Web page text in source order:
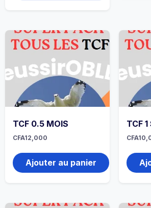
TCF 0.5 MOIS
CFA12,000
Ajouter au panier
TCF 1
CFA